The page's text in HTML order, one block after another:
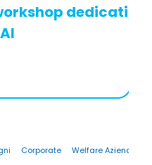
dedicati,
Corporate Welfare Aziendale